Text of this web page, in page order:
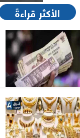
الأكثر قراءةً